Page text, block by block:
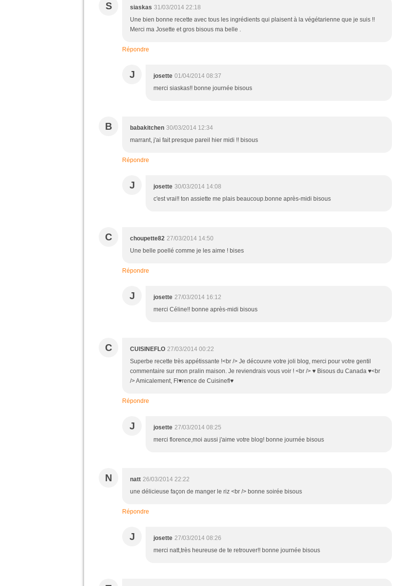
S siaskas 31/03/2014 22:18
Une bien bonne recette avec tous les ingrédients qui plaisent à la végétarienne que je suis !!
Merci ma Josette et gros bisous ma belle .
Répondre
J josette 01/04/2014 08:37
merci siaskas!! bonne journée bisous
B babakitchen 30/03/2014 12:34
marrant, j'ai fait presque pareil hier midi !! bisous
Répondre
J josette 30/03/2014 14:08
c'est vrai!! ton assiette me plais beaucoup.bonne après-midi bisous
C choupette82 27/03/2014 14:50
Une belle poellé comme je les aime ! bises
Répondre
J josette 27/03/2014 16:12
merci Céline!! bonne après-midi bisous
C CUISINEFLO 27/03/2014 00:22
Superbe recette très appétissante !<br /> Je découvre votre joli blog, merci pour votre gentil
commentaire sur mon pralin maison. Je reviendrais vous voir ! <br /> ♥ Bisous du Canada ♥<br
/> Amicalement, Fl♥rence de Cuisinefl♥
Répondre
J josette 27/03/2014 08:25
merci florence,moi aussi j'aime votre blog! bonne journée bisous
N natt 26/03/2014 22:22
une délicieuse façon de manger le riz <br /> bonne soirée bisous
Répondre
J josette 27/03/2014 08:26
merci natt,très heureuse de te retrouver!! bonne journée bisous